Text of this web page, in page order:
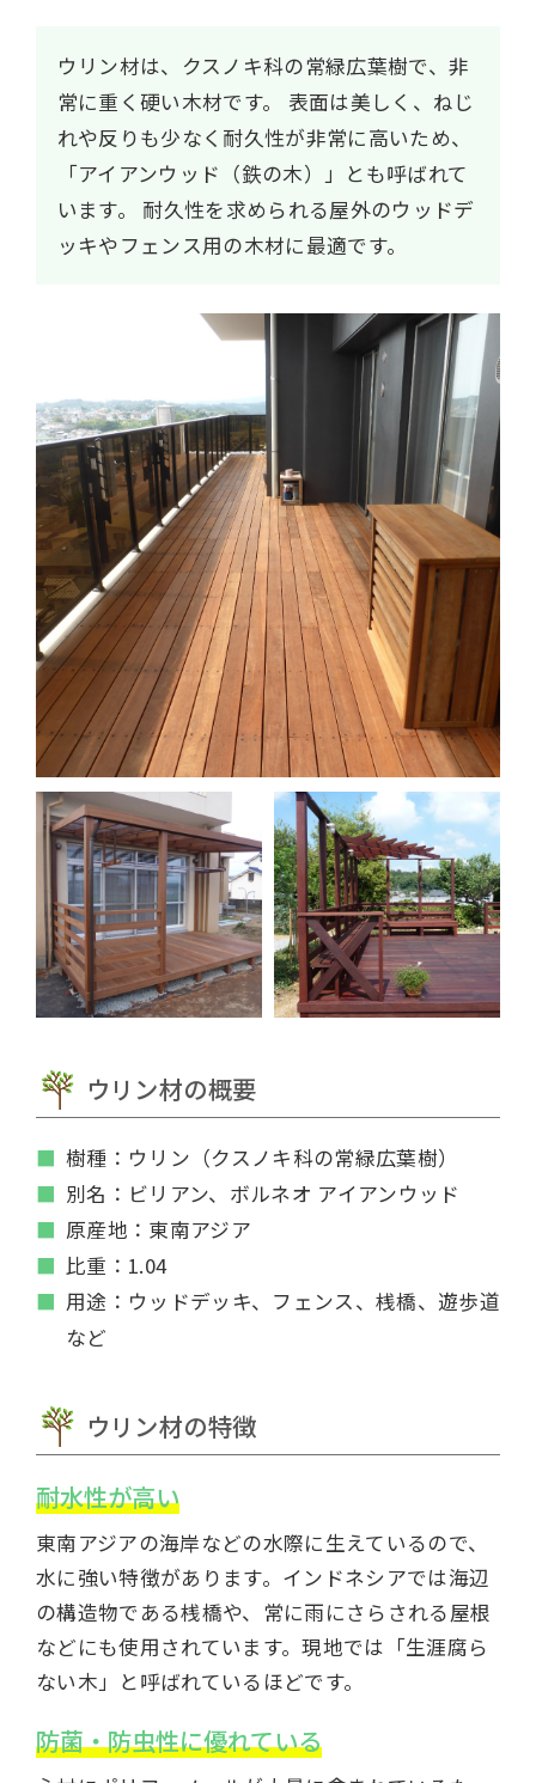
ウリン材は、クスノキ科の常緑広葉樹で、非
常に重く硬い木材です。
表面は美しく、ねじ
れや反りも少なく耐久性が非常に高いため、
「アイアンウッド（鉄の木）」とも呼ばれて
います。
耐久性を求められる屋外のウッドデ
ッキやフェンス用の木材に最適です。
ウリン材の概要
樹種：ウリン（クスノキ科の常緑広葉樹）
別名：ビリアン、ボルネオ アイアンウッド
原産地：東南アジア
比重：1.04
用途：ウッドデッキ、フェンス、桟橋、遊歩道
など
ウリン材の特徴
耐水性が高い
東南アジアの海岸などの水際に生えているので、
水に強い特徴があります。インドネシアでは海辺
の構造物である桟橋や、常に雨にさらされる屋根
などにも使用されています。現地では「生涯腐ら
ない木」と呼ばれているほどです。
防菌・防虫性に優れている